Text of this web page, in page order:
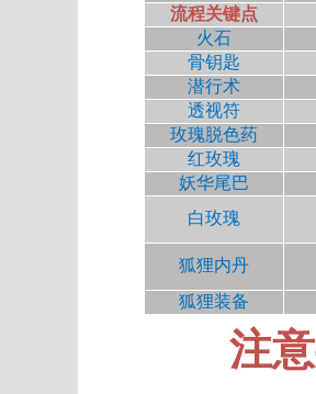
流程关键点
火石
骨钥匙
潜行术
透视符
玫瑰脱色药
红玫瑰
妖华尾巴
白玫瑰
狐狸内丹
狐狸装备
注意